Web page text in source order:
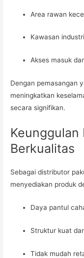
Area rawan
Kawasan
Akses masuk
Dengan pemasangan
meningkatkan
secara signifikan.
Keunggulan
Berkualitas
Sebagai distributor
menyediakan produk
Daya pantul
Struktur kuat
Tidak mudah